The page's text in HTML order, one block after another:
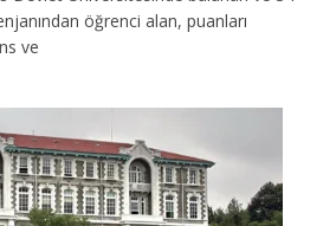
öğrenci alan, puanları
ve